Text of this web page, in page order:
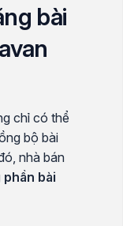
bài
chỉ có thể
bộ bài
nhà bán
bài